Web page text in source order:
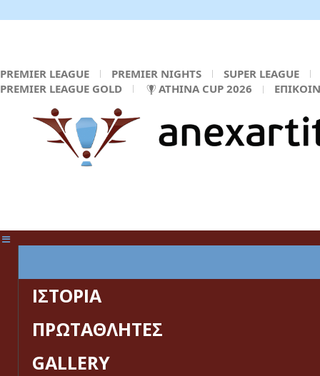
PREMIER LEAGUE PREMIER NIGHTS
SUPER LEAGUE
PREMIER LEAGUE GOLD
ATHINA CUP 2026
ΙΣΤΟΡΙΑ
ΠΡΩΤΑΘΛΗΤΕΣ
GALLERY